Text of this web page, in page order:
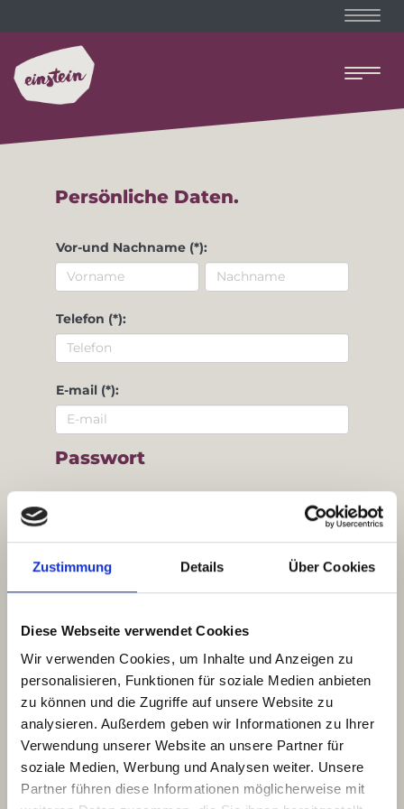
Zustimmung Details Über Cookies
Diese Webseite verwendet Cookies
Wir verwenden Cookies, um Inhalte und Anzeigen zu
personalisieren, Funktionen für soziale Medien anbieten
zu können und die Zugriffe auf unsere Website zu
analysieren. Außerdem geben wir Informationen zu Ihrer
Verwendung unserer Website an unsere Partner für
soziale Medien, Werbung und Analysen weiter. Unsere
Partner führen diese Informationen möglicherweise mit
Persönliche Daten.
Vor-und Nachname (*):
Telefon (*):
E-mail (*):
Passwort
Passwort bestätigen (*):
Adresse (*):